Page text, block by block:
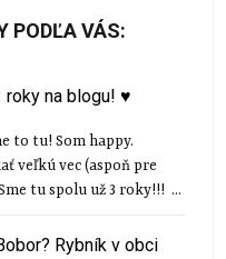
PODĽA VÁS:
roky na blogu! ♥
to tu! Som happy.
veľkú vec (aspoň pre
tu spolu už 3 roky!!! ...
Rybník v obci